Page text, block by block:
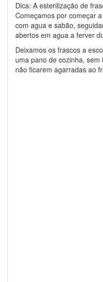
Dica: A esterilização de
Começamos por começar
com agua e sabão,
abertos em agua a ferver
Deixamos os frascos a
uma pano de cozinha,
não ficarem agarradas ao